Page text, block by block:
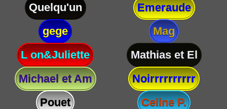
Quelqu'un
Emeraude
gege
Mag
L on&Juliette
Mathias et El
Michael et Am
Noirrrrrrrrrr
Pouet
Celine P.